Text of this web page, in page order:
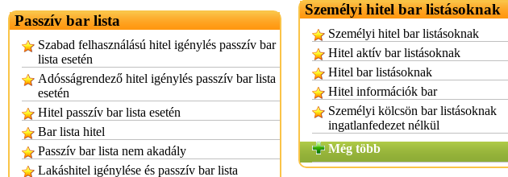
Passzív bar lista
Szabad felhasználású hitel igénylés passzív bar
lista esetén
Adósságrendező hitel igénylés passzív bar lista
esetén
Hitel passzív bar lista esetén
Bar lista hitel
Passzív bar lista nem akadály
Lakáshitel igénylése és passzív bar lista
Személyi hitel bar listásoknak
Személyi hitel bar listásoknak
Hitel aktív bar listásoknak
Hitel bar listásoknak
Hitel információk bar
Személyi kölcsön bar listásoknak
ingatlanfedezet nélkül
Még több